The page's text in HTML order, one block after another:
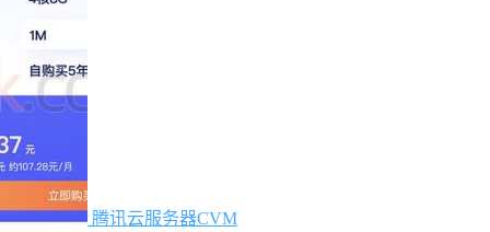
腾讯云服务器CVM